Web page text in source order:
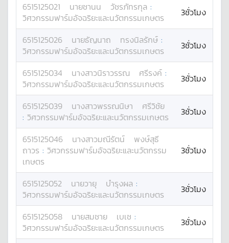
6515125021 นายชานน วัชรภัทรกุล :
วิศวกรรมฟาร์มอัจฉริยะและนวัตกรรมเกษตร
3ชั่วโมง
6515125026 นายธัญนาถ ทรงนิลรักษ์ :
วิศวกรรมฟาร์มอัจฉริยะและนวัตกรรมเกษตร
3ชั่วโมง
6515125034 นางสาวนิราวรรณ ศรีรงค์ :
วิศวกรรมฟาร์มอัจฉริยะและนวัตกรรมเกษตร
3ชั่วโมง
6515125039 นางสาวพรรณนิษา
ศรีวิชัย
: วิศวกรรมฟาร์มอัจฉริยะและนวัตกรรมเกษตร 3ชั่วโมง
6515125046 นางสาวมณีรัตน์
พงษ์สุธี
ถาวร : วิศวกรรมฟาร์มอัจฉริยะและนวัตกรรม
เกษตร
3ชั่วโมง
6515125052 นายวายุ บำรุงผล :
วิศวกรรมฟาร์มอัจฉริยะและนวัตกรรมเกษตร
3ชั่วโมง
6515125058 นายสมชาย เบเช :
วิศวกรรมฟาร์มอัจฉริยะและนวัตกรรมเกษตร
3ชั่วโมง